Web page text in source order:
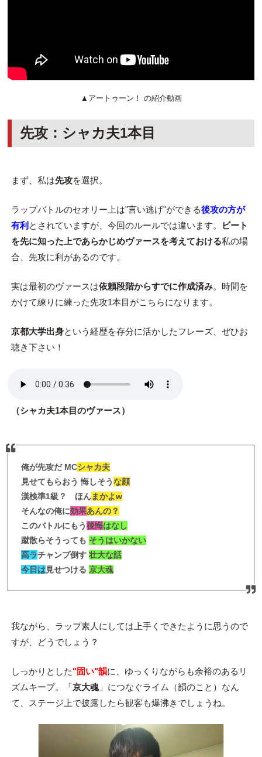
▲アートゥーン！ の紹介動画
先攻：シャカ夫1本目
まず、私は先攻を選択。
ラップバトルのセオリー上は"言い逃げ"ができる後攻の方が
有利 とされていますが、今回のルールでは違います。
ビート
を先に知った上であらかじめヴァースを考えておける私の場
合、先攻に利があるのです。
実は最初のヴァースは依頼段階からすでに作成済み。時間を
かけて練りに練った先攻1本目がこちらになります。
京都大学出身という経歴を存分に活かしたフレーズ、ぜひお
聴き下さい！
（シャカ夫1本目のヴァース）
俺が先攻だ MCシャカ夫
見せてもらおう 悔しそうな顔
漢検準1級？ ほんまかよw
そんなの俺に効果あんの？
このバトルにもう後悔はなし
蹴散らそうっても そうはいかない
高ラチャンプ倒す壮大な話
今日は見せつける京大魂
我ながら、ラップ素人にしては上手くできたように思うので
すが、どうでしょう？
しっかりとした"固い"韻に、ゆっくりながらも余裕のあるリ
ズムキープ。「京大魂」につなぐライム（韻のこと）なん
て、ステージ上で披露したら観客も爆沸きでしょうね。